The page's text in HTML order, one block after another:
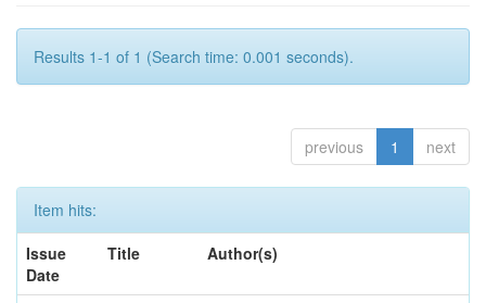
Results 1-1 of 1 (Search time: 0.001 seconds).
previous 1 next
Item hits:
Issue
Date
Title Author(s)